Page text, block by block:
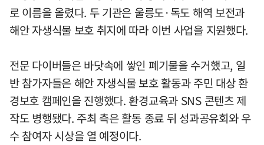
로 이름을 올렸다. 두 기관은 울릉도·독도 해역 보전과
해안 자생식물 보호 취지에 따라 이번 사업을 지원했다.
전문 다이버들은 바닷속에 쌓인 폐기물을 수거했고, 일
반 참가자들은 해안 자생식물 보호 활동과 주민 대상 환
경보호 캠페인을 진행했다. 환경교육과 SNS 콘텐츠 제
작도 병행됐다. 주최 측은 활동 종료 뒤 성과공유회와 우
수 참여자 시상을 열 예정이다.